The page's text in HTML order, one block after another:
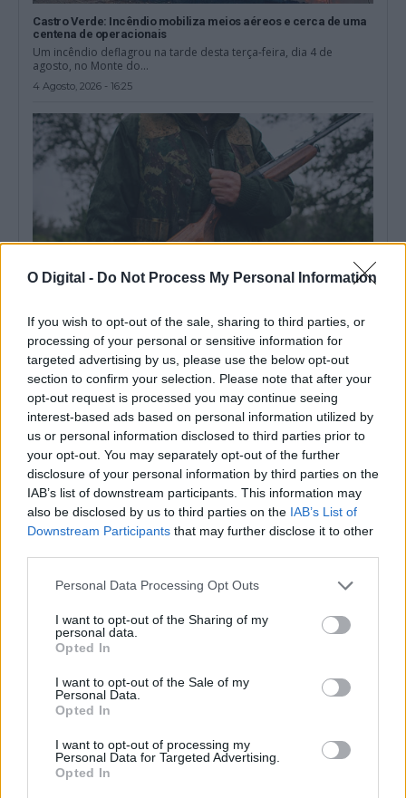
O Digital - Do Not Process My Personal Information
If you wish to opt-out of the sale, sharing to third parties, or
processing of your personal or sensitive information for
targeted advertising by us, please use the below opt-out
section to confirm your selection. Please note that after your
opt-out request is processed you may continue seeing
interest-based ads based on personal information utilized by
us or personal information disclosed to third parties prior to
your opt-out. You may separately opt-out of the further
disclosure of your personal information by third parties on the
IAB’s list of downstream participants. This information may
also be disclosed by us to third parties on the IAB’s List of
Downstream Participants that may further disclose it to other
Personal Data Processing Opt Outs
I want to opt-out of the Sharing of my
personal data.
Opted In
I want to opt-out of the Sale of my
Personal Data.
Opted In
I want to opt-out of processing my
Personal Data for Targeted Advertising.
Opted In
Castro Verde: Incêndio mobiliza meios aéreos e cerca de uma
centena de operacionais
Um incêndio deflagrou na tarde desta terça-feira, dia 4 de
agosto, no Monte do...
4 Agosto, 2026 - 16:25
Calendário venatório 2026-2027: Primeiras jornadas de caça
realizam-se em agosto
A época venatória 2026-2027 entra numa nova fase durante o
mês de agosto, com...
2 Agosto, 2026 - 12:00
Alentejo registou 558 incêndios rurais e 2731 hectares de área
ardida até 15 de julho
O Alentejo registou 558 incêndios rurais entre 1 de janeiro e 15
2 Agosto, 2026 - 11:00